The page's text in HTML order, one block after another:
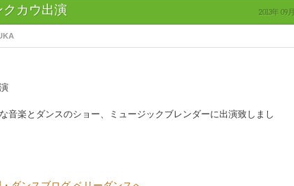
クカウ出演 2013年 09月
音楽とダンスのショー、ミュージックブレンダーに出演致しまし